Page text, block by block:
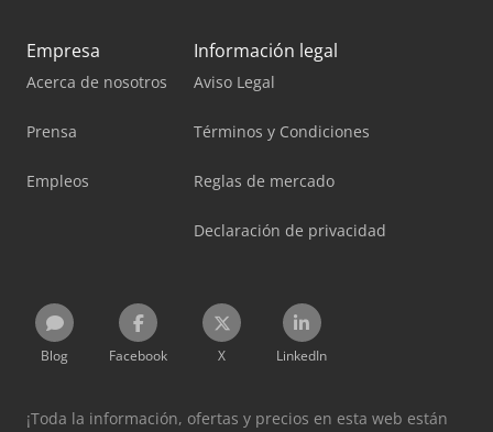
Empresa
Acerca de nosotros
Prensa
Empleos
Información legal
Aviso Legal
Términos y Condiciones
Reglas de mercado
Declaración de privacidad
Blog Facebook X LinkedIn
¡Toda la información, ofertas y precios en esta web están